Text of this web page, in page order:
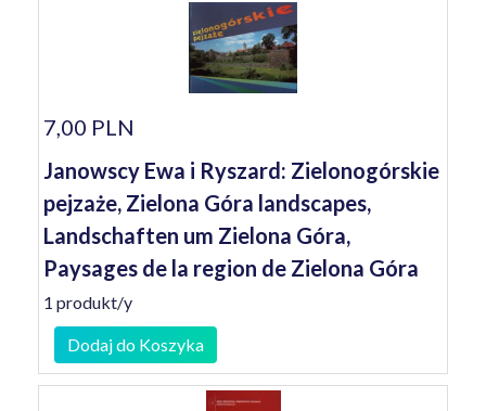
7,00 PLN
Janowscy Ewa i Ryszard: Zielonogórskie
pejzaże, Zielona Góra landscapes,
Landschaften um Zielona Góra,
Paysages de la region de Zielona Góra
1 produkt/y
Dodaj do Koszyka